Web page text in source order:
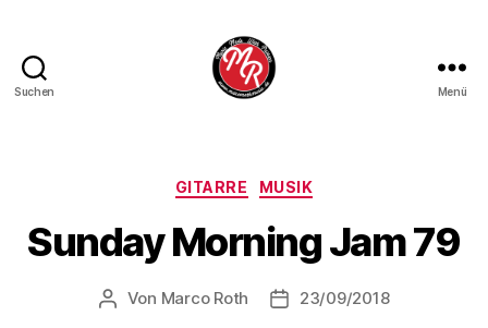
Suchen Menü
Kategorien
GITARRE MUSIK
Sunday Morning Jam 79
Beitragsautor
Von Marco Roth Veröffentlichungsdatum
23/09/2018